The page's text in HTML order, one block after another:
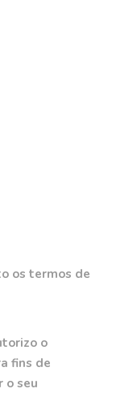
os termos de
o
fins de
o seu